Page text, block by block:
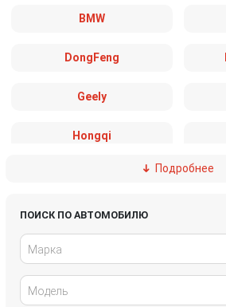
BMW
DongFeng
Geely
Hongqi
Lexus
Подробнее
ПОИСК ПО АВТОМОБИЛЮ
Марка
Модель